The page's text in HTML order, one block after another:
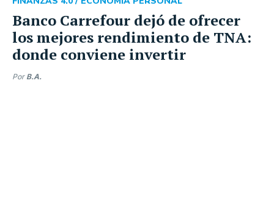
Banco Carrefour dejó de ofrecer
los mejores rendimiento de TNA:
donde conviene invertir
Por B.A.